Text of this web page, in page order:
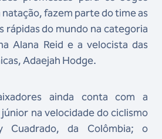
natação, fazem parte do time as
rápidas do mundo na categoria
Alana Reid e a velocista das
Adaejah Hodge.
ainda conta com a
na velocidade do ciclismo
Cuadrado, da Colômbia; o